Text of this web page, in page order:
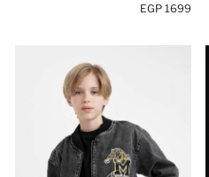
1699 EGP